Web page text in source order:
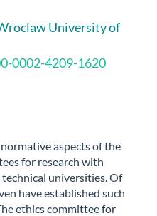
University of
0002-4209-1620
aspects of the
for research with
universities. Of
have established such
ethics committee for